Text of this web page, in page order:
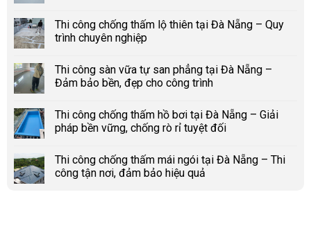
Thi công chống thấm lộ thiên tại Đà Nẵng – Quy
trình chuyên nghiệp
Thi công sàn vữa tự san phẳng tại Đà Nẵng –
Đảm bảo bền, đẹp cho công trình
Thi công chống thấm hồ bơi tại Đà Nẵng – Giải
pháp bền vững, chống rò rỉ tuyệt đối
Thi công chống thấm mái ngói tại Đà Nẵng – Thi
công tận nơi, đảm bảo hiệu quả